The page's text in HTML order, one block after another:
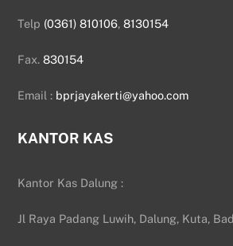
Telp (0361) 810106,8130154
Fax.830154
Email : bprjayakerti@yahoo.com
KANTOR KAS
Kantor Kas Dalung :
Jl Raya Padang Luwih, Dalung, Kuta,